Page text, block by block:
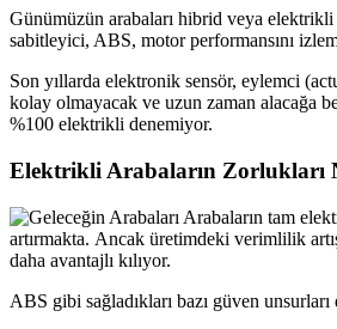
Günümüzün arabaları hibrid veya
sabitleyici, ABS, motor performansını
Son yıllarda elektronik sensör, eylemci
kolay olmayacak ve uzun zaman alacağa
%100 elektrikli denemiyor.
Elektrikli Arabaların Zorlukları
Arabaların tam
artırmakta. Ancak üretimdeki verimlilik
daha avantajlı kılıyor.
ABS gibi sağladıkları bazı güven